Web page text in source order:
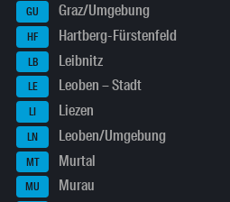
GU Graz/Umgebung
HF Hartberg-Fürstenfeld
LB Leibnitz
LE Leoben – Stadt
LI Liezen
LN Leoben/Umgebung
MT Murtal
MU Murau